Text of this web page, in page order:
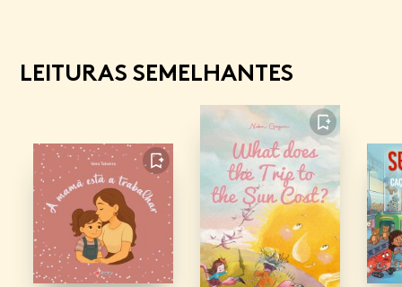
LEITURAS SEMELHANTES
FAVORITO
FAVORITO